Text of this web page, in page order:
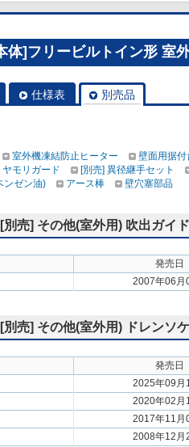
体]フリービルトイン形 室
仕様表 別売品
室外機凍結防止ヒーター
壁面用据付
ヤモリガード
[別売] 異径継手セット
ンゼン油)
アース棒 壁穴塞部品
売] その他(室外用) 吹出ガイド
発売日
2007年06月
売] その他(室外用) ドレンソ
発売日
2025年09月
2020年02月
2017年11月
2008年12月